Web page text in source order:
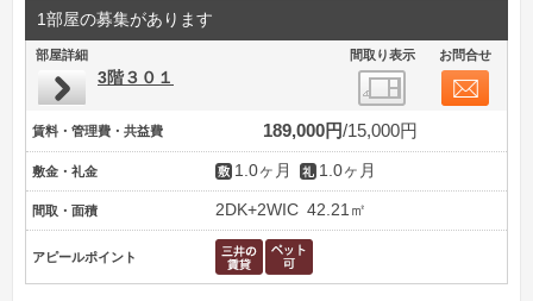
1部屋の募集があります
部屋詳細 間取り表示 お問合せ
3階３０１
賃料・管理費・共益費 189,000円 15,000円
敷金・礼金 1.0ヶ月 1.0ヶ月
間取・面積 2DK+2WIC 42.21㎡
アピールポイント